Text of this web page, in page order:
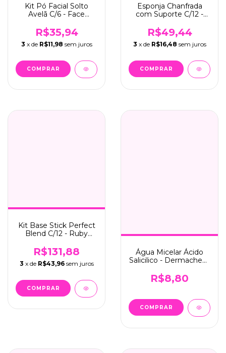
Kit Pó Facial Solto
Avelã C/6 - Face
R$35,94
3 x de R$11,98 sem juros
Esponja Chanfrada
com Suporte C/12 -
R$49,44
3 x de R$16,48 sem juros
Kit Base Stick Perfect
Blend C/12 - Ruby
R$131,88
3 x de R$43,96 sem juros
Água Micelar Ácido
Salicilico - Dermachem
R$8,80